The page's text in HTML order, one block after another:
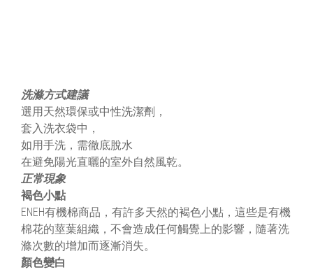
洗滌方式建議
選用天然環保或中性洗潔劑，
套入洗衣袋中，
如用手洗，需徹底脫水
在避免陽光直曬的室外自然風乾。
正常現象
褐色小點
ENEH有機棉商品，有許多天然的褐色小點，這些是有機
棉花的莖葉組織，不會造成任何觸覺上的影響，隨著洗
滌次數的增加而逐漸消失。
顏色變白